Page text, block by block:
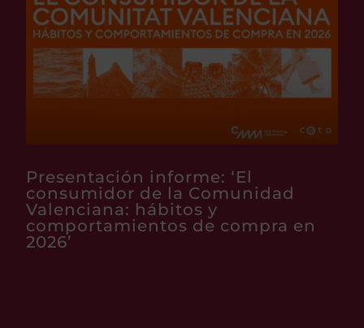
Presentación informe: ‘El
consumidor de la Comunidad
Valenciana: hábitos y
comportamientos de compra en
2026’